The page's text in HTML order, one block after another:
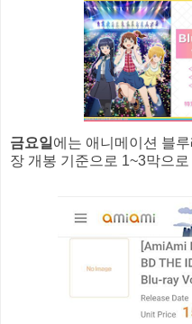
금요일 에는 애니메이션 블
장 개봉 기준으로 1~3막으